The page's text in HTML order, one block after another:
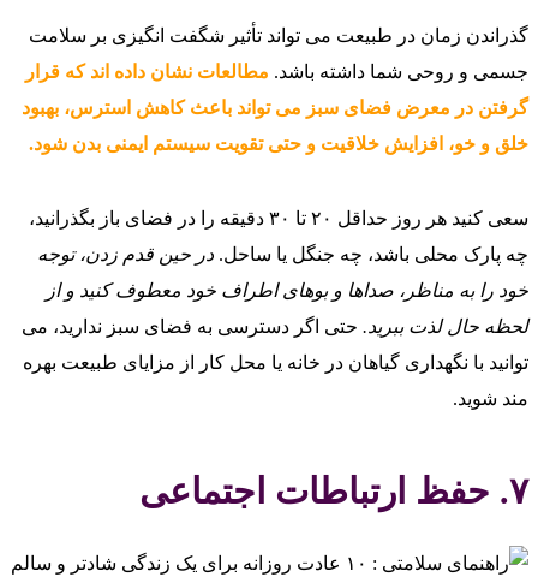
گذراندن زمان در طبیعت می‌ تواند تأثیر شگفت‌ انگیزی بر سلامت
جسمی و روحی شما داشته باشد. مطالعات نشان داده‌ اند که قرار
گرفتن در معرض فضای سبز می‌ تواند باعث کاهش استرس، بهبود
خلق و خو، افزایش خلاقیت و حتی تقویت سیستم ایمنی بدن شود.
سعی کنید هر روز حداقل ۲۰ تا ۳۰ دقیقه را در فضای باز بگذرانید،
چه پارک محلی باشد، چه جنگل یا ساحل. در حین قدم زدن، توجه
خود را به مناظر، صداها و بوهای اطراف خود معطوف کنید و از
لحظه حال لذت ببرید. حتی اگر دسترسی به فضای سبز ندارید، می‌
توانید با نگهداری گیاهان در خانه یا محل کار از مزایای طبیعت بهره‌
مند شوید.
۷. حفظ ارتباطات اجتماعی